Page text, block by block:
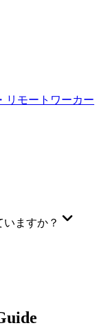
リモートワーカー
ますか？